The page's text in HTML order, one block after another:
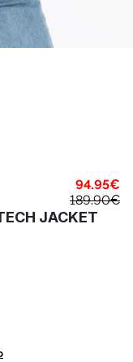
94.95€
189.90€
JACKET